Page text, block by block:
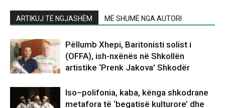
ARTIKUJ TË NGJASHËM MË SHUMË NGA AUTORI
Pëllumb Xhepi, Baritonisti solist i
(OFFA), ish-nxënës në Shkollën
artistike ‘Prenk Jakova’ Shkodër
Iso–polifonia, kaba, kënga shkodrane
metafora të ‘begatisë kulturore’ dhe